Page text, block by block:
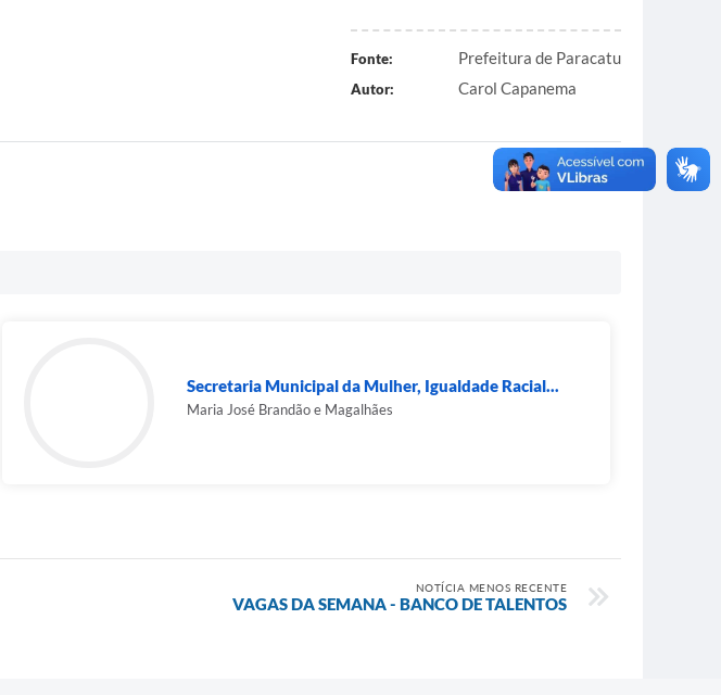
Fonte: Prefeitura de Paracatu
Autor: Carol Capanema
Secretaria Municipal da Mulher, Igualdade Racial...
Maria José Brandão e Magalhães
NOTÍCIA MENOS RECENTE
VAGAS DA SEMANA - BANCO DE TALENTOS